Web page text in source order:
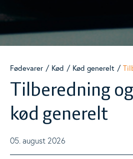
Kød
Grisekød
Okse- og kalvekød
Fjerkræ
Kødfaktoren
Fødevarer Kød Kød generelt
Tilberedning
kød generelt
05. august 2026